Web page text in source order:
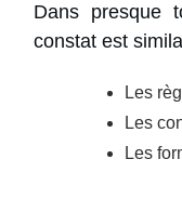
Dans presque
constat est
Les
Les
Les